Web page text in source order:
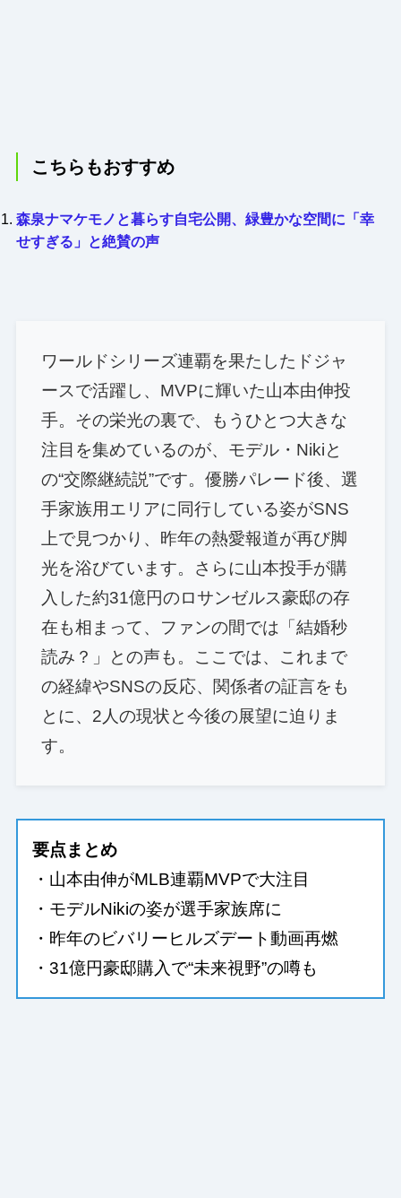
こちらもおすすめ
森泉ナマケモノと暮らす自宅公開、緑豊かな空間に「幸
せすぎる」と絶賛の声
ワールドシリーズ連覇を果たしたドジャ
ースで活躍し、MVPに輝いた山本由伸投
手。その栄光の裏で、もうひとつ大きな
注目を集めているのが、モデル・Nikiと
の“交際継続説”です。優勝パレード後、選
手家族用エリアに同行している姿がSNS
上で見つかり、昨年の熱愛報道が再び脚
光を浴びています。さらに山本投手が購
入した約31億円のロサンゼルス豪邸の存
在も相まって、ファンの間では「結婚秒
読み？」との声も。ここでは、これまで
の経緯やSNSの反応、関係者の証言をも
とに、2人の現状と今後の展望に迫りま
す。
要点まとめ
・山本由伸がMLB連覇MVPで大注目
・モデルNikiの姿が選手家族席に
・昨年のビバリーヒルズデート動画再燃
・31億円豪邸購入で“未来視野”の噂も